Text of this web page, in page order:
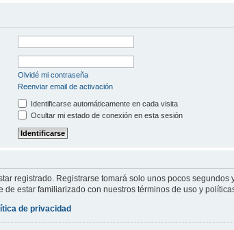
Olvidé mi contraseña
Reenviar email de activación
Identificarse automáticamente en cada visita
Ocultar mi estado de conexión en esta sesión
registrado. Registrarse tomará solo unos pocos
de estar familiarizado con nuestros términos de uso y
de privacidad